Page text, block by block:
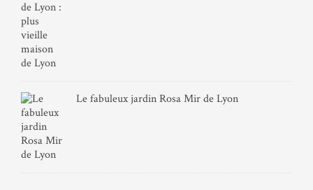
Le fabuleux jardin Rosa Mir de Lyon